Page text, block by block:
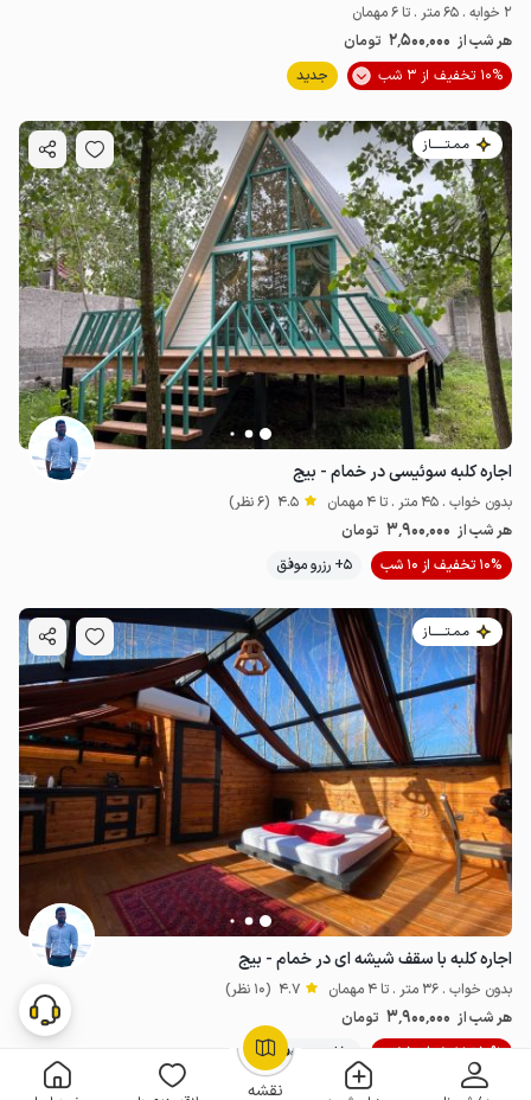
نقشه
OpenStreetMap
2 خوابه . 65 متر . تا 6 مهمان
هر شب از 2٬500٬000 تومان
10% تخفیف از 3 شب
جدید
مـمـتــــــاز
اجاره کلبه سوئیسی در خمام - بیج
بدون خواب . 45 متر . تا 4 مهمان 4.5 (6 نظر)
هر شب از 3٬900٬000 تومان
10% تخفیف از 10 شب
5+ رزرو موفق
مـمـتــــــاز
اجاره کلبه با سقف شیشه ای در خمام - بیج
بدون خواب . 36 متر . تا 4 مهمان 4.7 (10 نظر)
هر شب از 3٬900٬000 تومان
10% تخفیف از 10 شب
10+ رزرو موفق